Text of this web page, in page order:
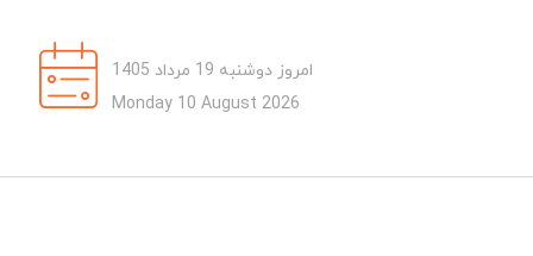
امروز دوشنبه 19 مرداد 1405
Monday 10 August 2026